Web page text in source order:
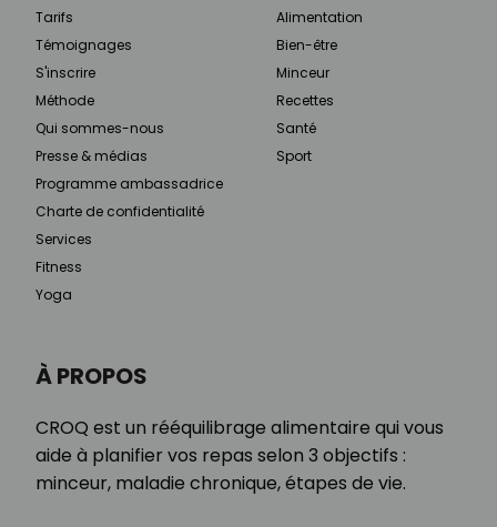
À PROPOS
CROQ est un rééquilibrage alimentaire qui vous
aide à planifier vos repas selon 3 objectifs :
minceur, maladie chronique, étapes de vie.
Tarifs
Témoignages
S'inscrire
Méthode
Qui sommes-nous
Presse & médias
Programme ambassadrice
Charte de confidentialité
Services
Fitness
Yoga
Alimentation
Bien-être
Minceur
Recettes
Santé
Sport